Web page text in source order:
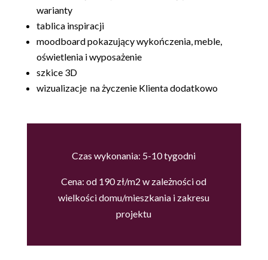
warianty
tablica inspiracji
moodboard pokazujący wykończenia, meble,
oświetlenia i wyposażenie
szkice 3D
wizualizacje na życzenie Klienta dodatkowo
Czas wykonania: 5-10 tygodni
Cena: od 190 zł/m2w zależności od
wielkości domu/mieszkania i zakresu
projektu